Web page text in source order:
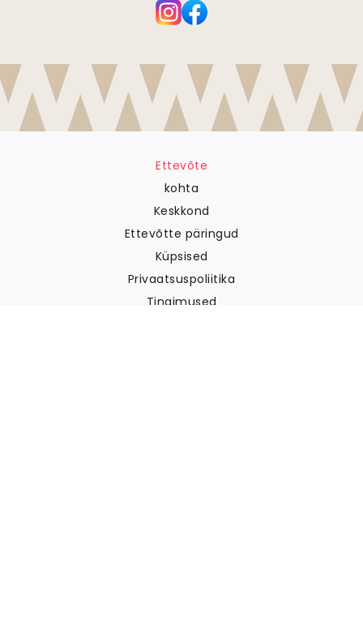
Ettevõte
kohta
Keskkond
Ettevõtte päringud
Küpsised
Privaatsuspoliitika
Tingimused